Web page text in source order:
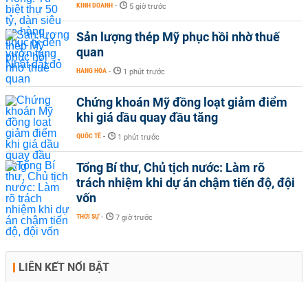
KINH DOANH - 5 giờ trước
Sản lượng thép Mỹ phục hồi nhờ thuế
quan
HÀNG HÓA - 1 phút trước
Chứng khoán Mỹ đồng loạt giảm điểm
khi giá dầu quay đầu tăng
QUỐC TẾ - 1 phút trước
Tổng Bí thư, Chủ tịch nước: Làm rõ
trách nhiệm khi dự án chậm tiến độ, đội
vốn
THỜI SỰ - 7 giờ trước
LIÊN KẾT NỔI BẬT